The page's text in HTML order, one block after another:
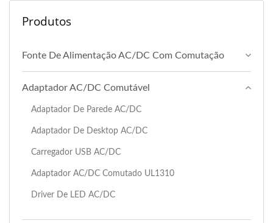
Produtos
Fonte De Alimentação AC/DC Com Comutação
Adaptador AC/DC Comutável
Adaptador De Parede AC/DC
Adaptador De Desktop AC/DC
Carregador USB AC/DC
Adaptador AC/DC Comutado UL1310
Driver De LED AC/DC